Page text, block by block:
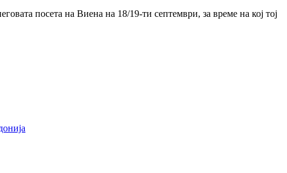
посета на Виена на 18/19-ти септември, за време на кој тој